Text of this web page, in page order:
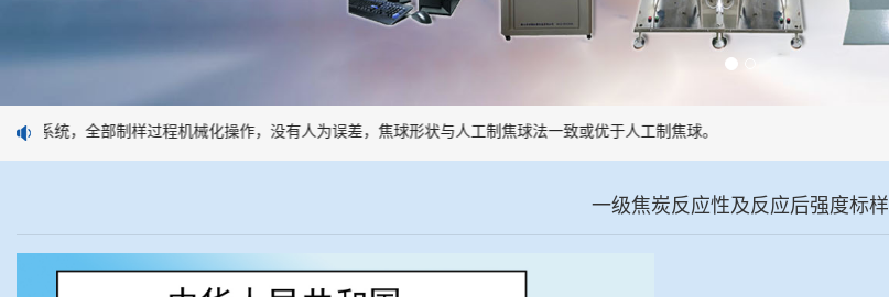
系统，全部制样过程机械化操作，没有人为误差，焦球形状与人工制焦球法一致或优于人工制焦球。
一级焦炭反应性及反应后强度标样